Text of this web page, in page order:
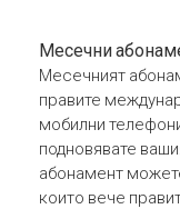
Месечни
Месечният
правите
мобилни
подновявате
абонамент
които вече